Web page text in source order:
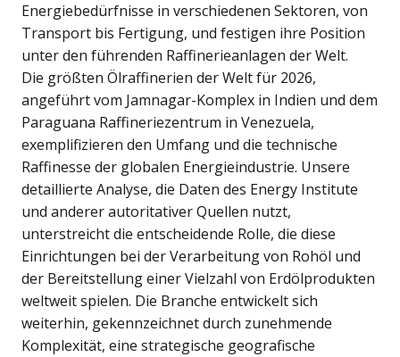
Energiebedürfnisse in verschiedenen Sektoren, von
Transport bis Fertigung, und festigen ihre Position
unter den führenden Raffinerieanlagen der Welt.
Die größten Ölraffinerien der Welt für 2026,
angeführt vom Jamnagar-Komplex in Indien und dem
Paraguana Raffineriezentrum in Venezuela,
exemplifizieren den Umfang und die technische
Raffinesse der globalen Energieindustrie. Unsere
detaillierte Analyse, die Daten des Energy Institute
und anderer autoritativer Quellen nutzt,
unterstreicht die entscheidende Rolle, die diese
Einrichtungen bei der Verarbeitung von Rohöl und
der Bereitstellung einer Vielzahl von Erdölprodukten
weltweit spielen. Die Branche entwickelt sich
weiterhin, gekennzeichnet durch zunehmende
Komplexität, eine strategische geografische